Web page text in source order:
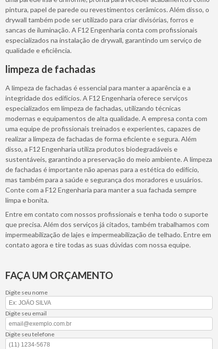
pintura, papel de parede ou revestimentos cerâmicos. Além disso, o
drywall também pode ser utilizado para criar divisórias, forros e
sancas de iluminação. A F12 Engenharia conta com profissionais
especializados na instalação de drywall, garantindo um serviço de
qualidade e eficiência.
limpeza de fachadas
A limpeza de fachadas é essencial para manter a aparência e a
integridade dos edifícios. A F12 Engenharia oferece serviços
especializados em limpeza de fachadas, utilizando técnicas
modernas e equipamentos de alta qualidade. A empresa conta com
uma equipe de profissionais treinados e experientes, capazes de
realizar a limpeza de fachadas de forma eficiente e segura. Além
disso, a F12 Engenharia utiliza produtos biodegradáveis e
sustentáveis, garantindo a preservação do meio ambiente. A limpeza
de fachadas é importante não apenas para a estética do edifício,
mas também para a saúde e segurança dos moradores e usuários.
Conte com a F12 Engenharia para manter a sua fachada sempre
limpa e bonita.
Entre em contato com nossos profissionais e tenha todo o suporte
que precisa. Além dos serviços já citados, também trabalhamos com
impermeabilização de lajes e impermeabilização de telhado. Entre em
contato agora e tire todas as suas dúvidas com nossa equipe.
FAÇA UM ORÇAMENTO
Digite seu nome
Digite seu email
Digite seu telefone